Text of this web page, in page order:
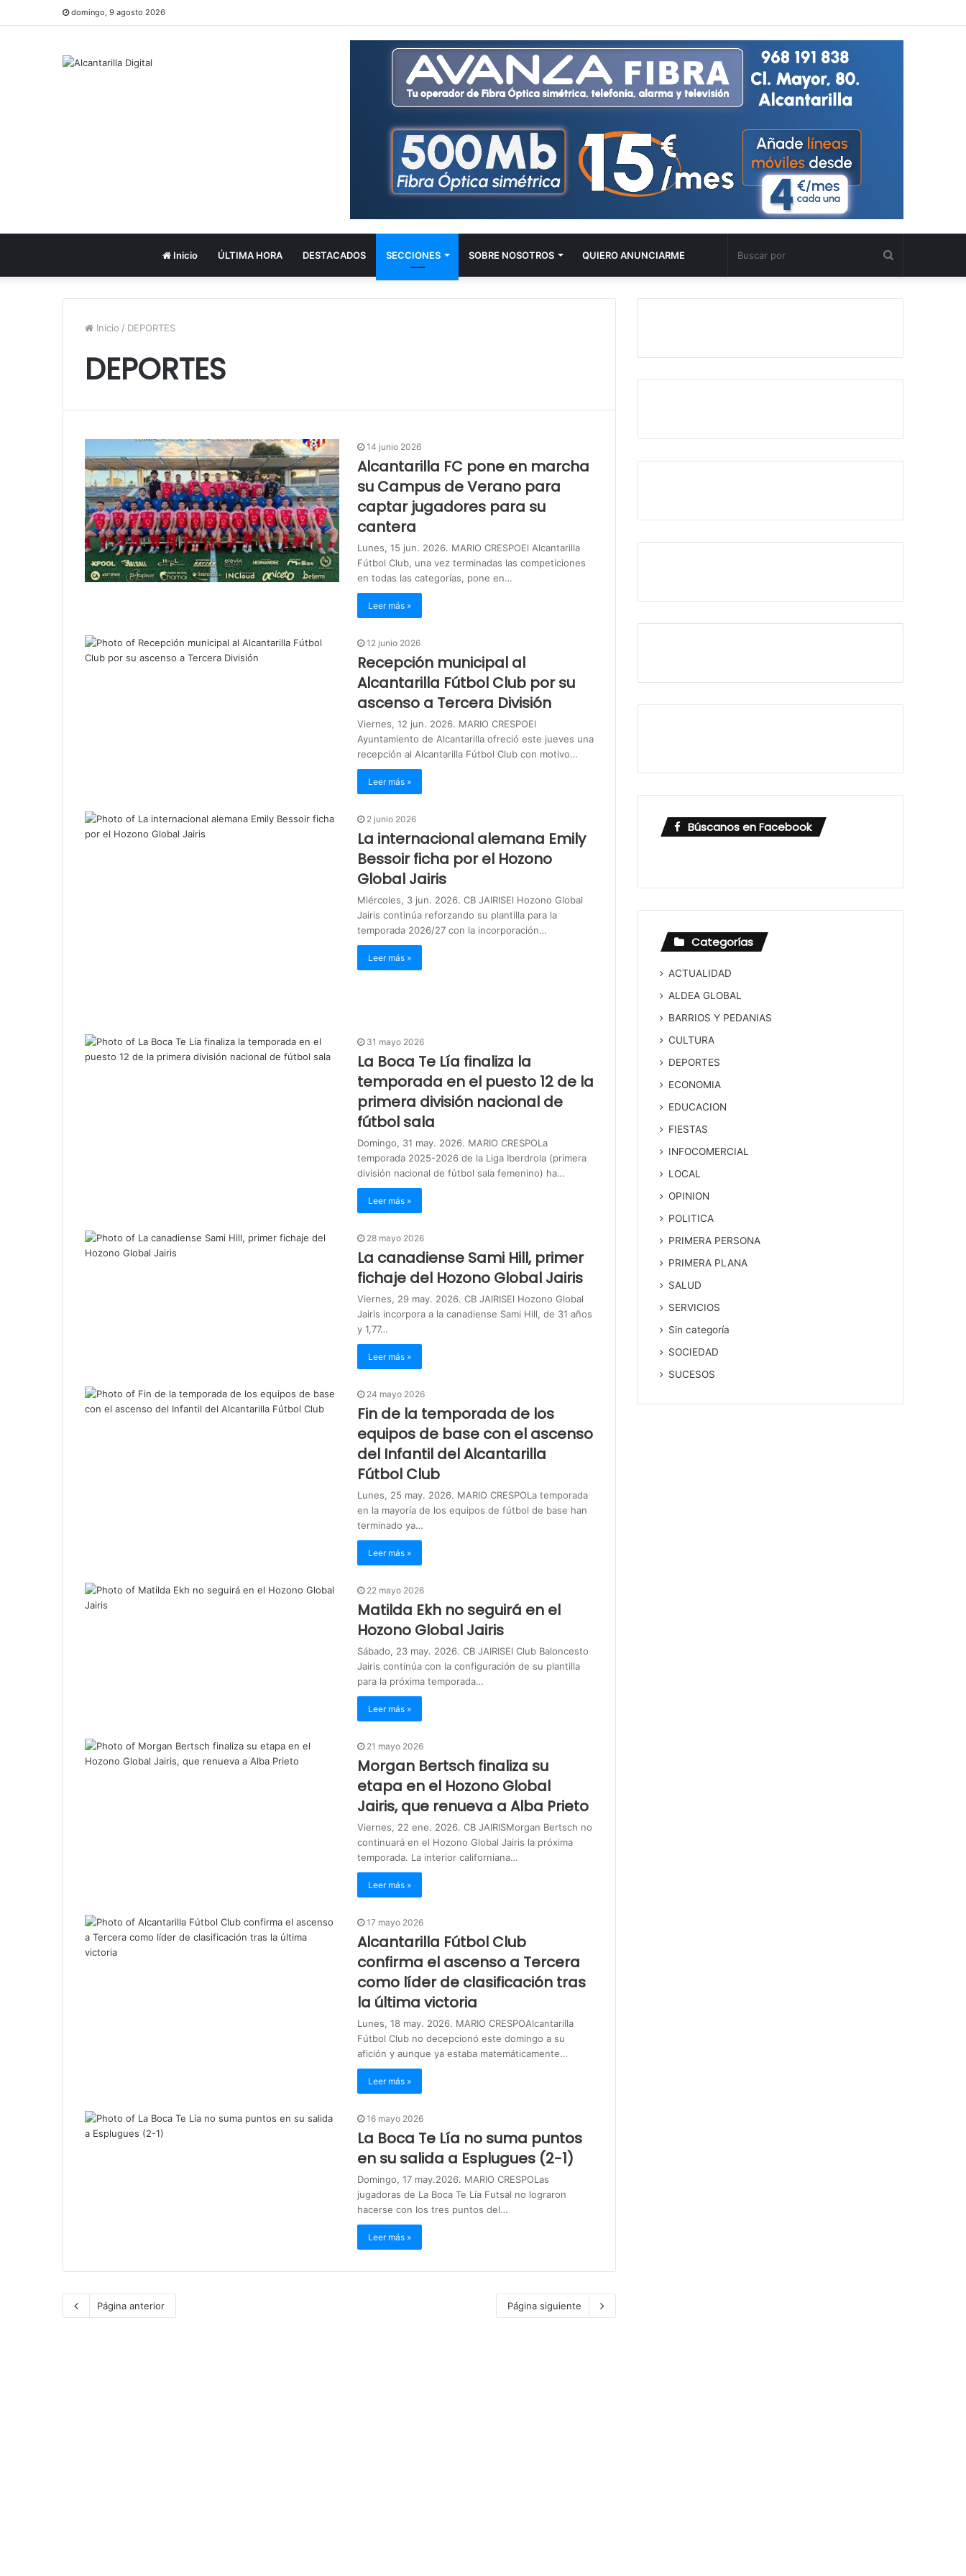
domingo, 9 agosto 2026
Inicio ÚLTIMA HORA DESTACADOS SECCIONES SOBRE NOSOTROS QUIERO ANUNCIARME
por
Inicio / DEPORTES
DEPORTES
14 junio 2026
Alcantarilla FC pone en marcha
su Campus de Verano para
captar jugadores para su
cantera
Lunes, 15 jun. 2026. MARIO CRESPOEl Alcantarilla
Fútbol Club, una vez terminadas las competiciones
en todas las categorías, pone en…
Leer más »
12 junio 2026
Recepción municipal al
Alcantarilla Fútbol Club por su
ascenso a Tercera División
Viernes, 12 jun. 2026. MARIO CRESPOEl
Ayuntamiento de Alcantarilla ofreció este jueves una
recepción al Alcantarilla Fútbol Club con motivo…
Leer más »
2 junio 2026
La internacional alemana Emily
Bessoir ficha por el Hozono
Global Jairis
Miércoles, 3 jun. 2026. CB JAIRISEl Hozono Global
Jairis continúa reforzando su plantilla para la
temporada 2026/27 con la incorporación…
Leer más »
31 mayo 2026
La Boca Te Lía finaliza la
temporada en el puesto 12 de la
primera división nacional de
fútbol sala
Domingo, 31 may. 2026. MARIO CRESPOLa
temporada 2025-2026 de la Liga Iberdrola (primera
división nacional de fútbol sala femenino) ha…
Leer más »
28 mayo 2026
La canadiense Sami Hill, primer
fichaje del Hozono Global Jairis
Viernes, 29 may. 2026. CB JAIRISEl Hozono Global
Jairis incorpora a la canadiense Sami Hill, de 31 años
y 1,77…
Leer más »
24 mayo 2026
Fin de la temporada de los
equipos de base con el ascenso
del Infantil del Alcantarilla
Fútbol Club
Lunes, 25 may. 2026. MARIO CRESPOLa temporada
en la mayoría de los equipos de fútbol de base han
terminado ya…
Leer más »
22 mayo 2026
Matilda Ekh no seguirá en el
Hozono Global Jairis
Sábado, 23 may. 2026. CB JAIRISEl Club Baloncesto
Jairis continúa con la configuración de su plantilla
para la próxima temporada…
Leer más »
21 mayo 2026
Morgan Bertsch finaliza su
etapa en el Hozono Global
Jairis, que renueva a Alba Prieto
Viernes, 22 ene. 2026. CB JAIRISMorgan Bertsch no
continuará en el Hozono Global Jairis la próxima
temporada. La interior californiana…
Leer más »
17 mayo 2026
Alcantarilla Fútbol Club
confirma el ascenso a Tercera
como líder de clasificación tras
la última victoria
Lunes, 18 may. 2026. MARIO CRESPOAlcantarilla
Fútbol Club no decepcionó este domingo a su
afición y aunque ya estaba matemáticamente…
Leer más »
16 mayo 2026
La Boca Te Lía no suma puntos
en su salida a Esplugues (2-1)
Domingo, 17 may.2026. MARIO CRESPOLas
jugadoras de La Boca Te Lía Futsal no lograron
hacerse con los tres puntos del…
Leer más »
Página anterior Página siguiente
Búscanos en Facebook
Categorías
ACTUALIDAD
ALDEA GLOBAL
BARRIOS Y PEDANIAS
CULTURA
DEPORTES
ECONOMIA
EDUCACION
FIESTAS
INFOCOMERCIAL
LOCAL
OPINION
POLITICA
PRIMERA PERSONA
PRIMERA PLANA
SALUD
SERVICIOS
Sin categoría
SOCIEDAD
SUCESOS